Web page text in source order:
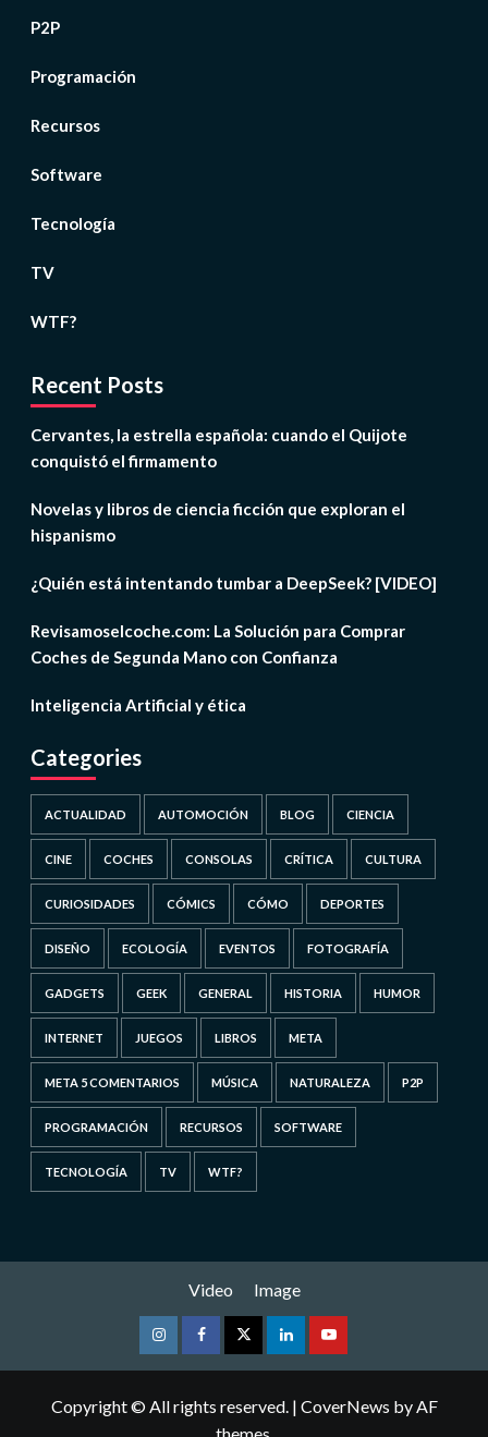
P2P
Programación
Recursos
Software
Tecnología
TV
WTF?
Recent Posts
Cervantes, la estrella española: cuando el Quijote
conquistó el firmamento
Novelas y libros de ciencia ficción que exploran el
hispanismo
¿Quién está intentando tumbar a DeepSeek? [VIDEO]
Revisamoselcoche.com: La Solución para Comprar
Coches de Segunda Mano con Confianza
Inteligencia Artificial y ética
Categories
ACTUALIDAD AUTOMOCIÓN BLOG CIENCIA
CINE COCHES CONSOLAS CRÍTICA CULTURA
CURIOSIDADES CÓMICS CÓMO DEPORTES
DISEÑO ECOLOGÍA EVENTOS FOTOGRAFÍA
GADGETS GEEK GENERAL HISTORIA HUMOR
INTERNET JUEGOS LIBROS META
META 5 COMENTARIOS MÚSICA NATURALEZA P2P
PROGRAMACIÓN RECURSOS SOFTWARE
TECNOLOGÍA TV WTF?
Video Image
InstagramFacebookTwitterLinkedinYoutube
Copyright © All rights reserved. | CoverNews by AF